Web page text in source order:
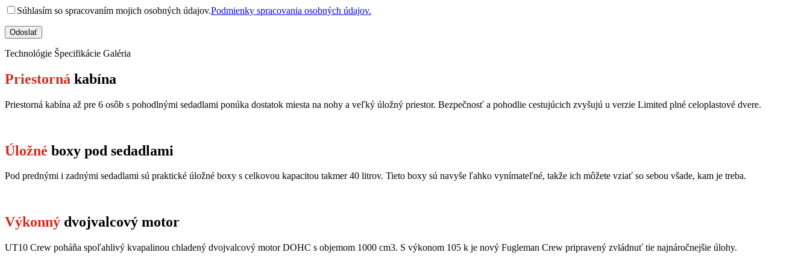
Súhlasím so spracovaním mojich osobných údajov.Podmienky spracovania osobných údajov.
Technológie Špecifikácie Galéria
Priestorná kabína
Priestorná kabína až pre 6 osôb s pohodlnými sedadlami ponúka dostatok miesta na nohy a veľký úložný priestor. Bezpečnosť a pohodlie cestujúcich zvyšujú u verzie Limited plné celoplastové dvere.
Úložné boxy pod sedadlami
Pod prednými i zadnými sedadlami sú praktické úložné boxy s celkovou kapacitou takmer 40 litrov. Tieto boxy sú navyše ľahko vynímateľné, takže ich môžete vziať so sebou všade, kam je treba.
Výkonný dvojvalcový motor
UT10 Crew poháňa spoľahlivý kvapalinou chladený dvojvalcový motor DOHC s objemom 1000 cm3. S výkonom 105 k je nový Fugleman Crew pripravený zvládnuť tie najnáročnejšie úlohy.